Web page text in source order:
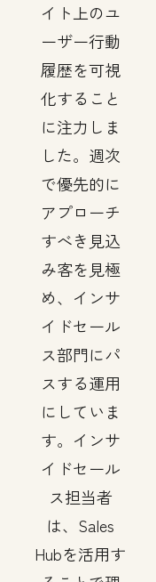
イト上のユ
ーザー行動
履歴を可視
化すること
に注力しま
した。週次
で優先的に
アプローチ
すべき見込
み客を見極
め、インサ
イドセール
ス部門にパ
スする運用
にしていま
す。インサ
イドセール
ス担当者
は、Sales
Hubを活用す